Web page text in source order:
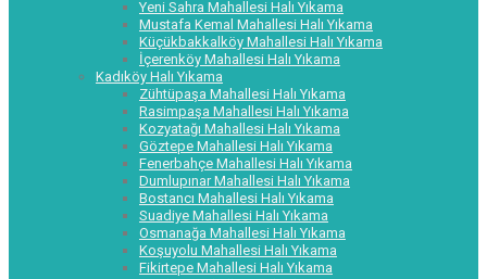
Yeni Sahra Mahallesi Halı Yıkama
Mustafa Kemal Mahallesi Halı Yıkama
Küçükbakkalköy Mahallesi Halı Yıkama
İçerenköy Mahallesi Halı Yıkama
Kadıköy Halı Yıkama
Zühtüpaşa Mahallesi Halı Yıkama
Rasimpaşa Mahallesi Halı Yıkama
Kozyatağı Mahallesi Halı Yıkama
Göztepe Mahallesi Halı Yıkama
Fenerbahçe Mahallesi Halı Yıkama
Dumlupınar Mahallesi Halı Yıkama
Bostancı Mahallesi Halı Yıkama
Suadiye Mahallesi Halı Yıkama
Osmanağa Mahallesi Halı Yıkama
Koşuyolu Mahallesi Halı Yıkama
Fikirtepe Mahallesi Halı Yıkama